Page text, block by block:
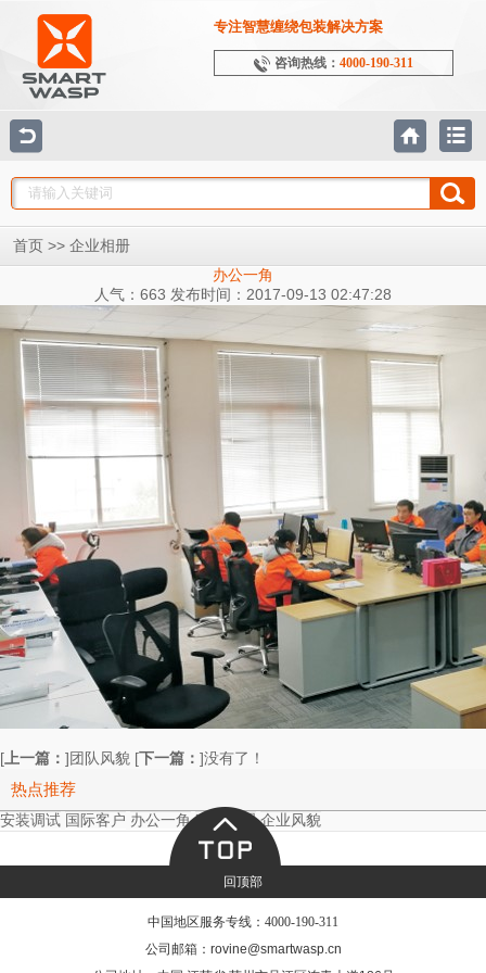
专注智慧缠绕包装解决方案
咨询热线： 4000-190-311
首页 >> 企业相册
办公一角
人气：663 发布时间：2017-09-13 02:47:28
[ 上一篇： ] 团队风貌 [下一篇： ]没有了！
热点推荐
安装调试 国际客户 办公一角 欧洲代理 企业风貌
回顶部
中国地区服务专线： 4000-190-311
公司邮箱：rovine@smartwasp.cn